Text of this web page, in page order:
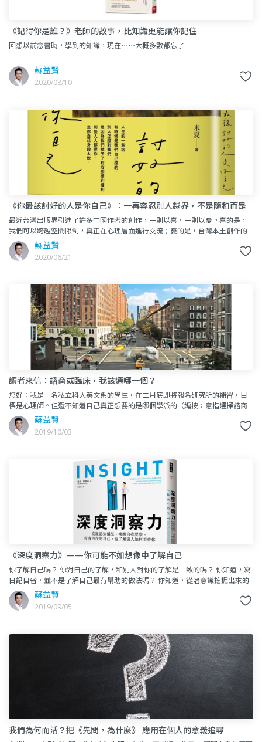
《記得你是誰？》老師的故事，比知識更能讓你記住
回想以前念書時，學到的知識，現在⋯⋯大概多數都忘了
蘇益賢
2020/08/10
《你最該討好的人是你自己》：一再容忍別人越界，不是隨和而是
軟弱
最近台灣出版界引進了許多中國作者的創作，一則以喜、一則以憂。喜的是，
我們可以跨越空間限制，真正在心理層面進行交流；憂的是，台灣本土創作的
能量，有時深感未如對岸這麼蓬勃。《你最該討好的人是你自己》一書作
蘇益賢
2020/06/21
讀者來信：諮商或臨床，我該選哪一個？
您好：我是一名私立科大英文系的學生，在二月底即將報名研究所的補習，目
標是心理師。但還不知道自己真正想要的是哪個學派的（編按：意指選擇諮商
或臨床）。首先就對臨床派的了解，與精神科醫師互相配合，醫生初步診
蘇益賢
2019/10/03
《深度洞察力》——你可能不如想像中了解自己
你了解自己嗎？ 你對自己的了解，和別人對你的了解是一致的嗎？ 你知道，寫
日記自省，並不是了解自己最有幫助的做法嗎？ 你知道，從潛意識挖掘出來的
東西，不一定能幫助你了解自己嗎？你知道
蘇益賢
2019/09/05
我們為何而活？把《先問，為什麼》 應用在個人的意義追尋